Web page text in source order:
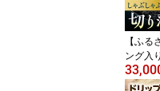
発送 愛
【ふる
ング入
2kg 3kg
ゃぶし